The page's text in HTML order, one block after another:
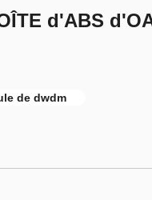
d'ABS
de dwdm